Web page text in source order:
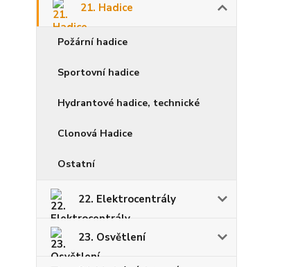
21. Hadice
Požární hadice
Sportovní hadice
Hydrantové hadice, technické
Clonová Hadice
Ostatní
22. Elektrocentrály
23. Osvětlení